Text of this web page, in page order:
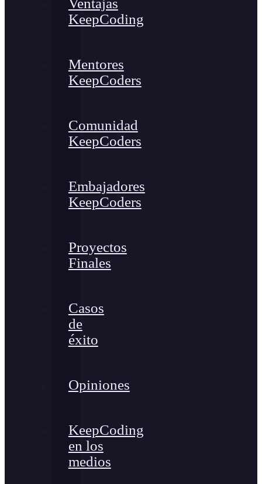
Ventajas
KeepCoding
Mentores
KeepCoders
Comunidad
KeepCoders
Embajadores
KeepCoders
Proyectos
Finales
Casos
de
éxito
Opiniones
KeepCoding
en los
medios